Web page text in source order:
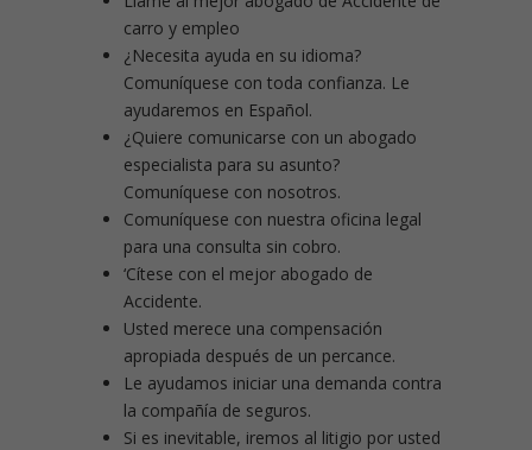
carro y empleo
¿Necesita ayuda en su idioma?
Comuníquese con toda confianza. Le
ayudaremos en Español.
¿Quiere comunicarse con un abogado
especialista para su asunto?
Comuníquese con nosotros.
Comuníquese con nuestra oficina legal
para una consulta sin cobro.
‘Cítese con el mejor abogado de
Accidente.
Usted merece una compensación
apropiada después de un percance.
Le ayudamos iniciar una demanda contra
la compañía de seguros.
Si es inevitable, iremos al litigio por usted